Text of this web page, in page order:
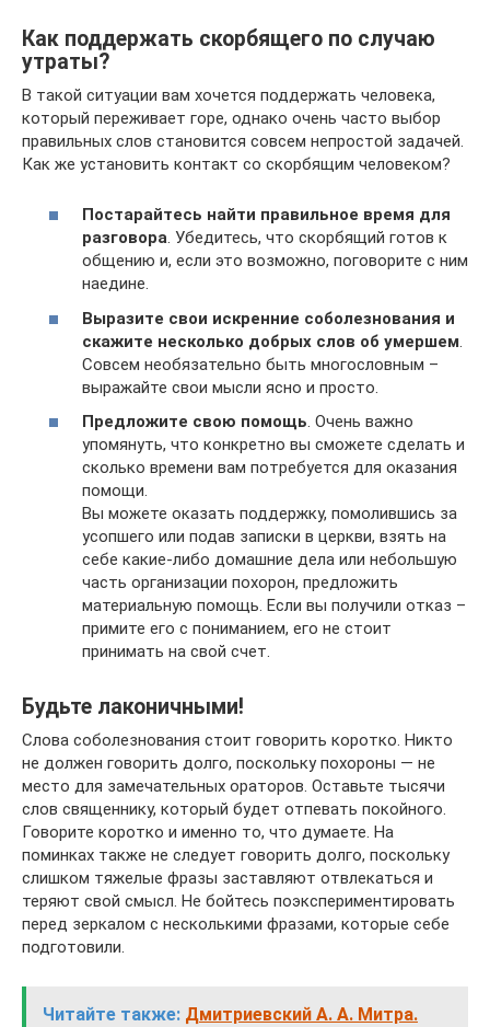
Как поддержать скорбящего по случаю
утраты?
В такой ситуации вам хочется поддержать человека,
который переживает горе, однако очень часто выбор
правильных слов становится совсем непростой задачей.
Как же установить контакт со скорбящим человеком?
Постарайтесь найти правильное время для
разговора. Убедитесь, что скорбящий готов к
общению и, если это возможно, поговорите с ним
наедине.
Выразите свои искренние соболезнования и
скажите несколько добрых слов об умершем
Совсем необязательно быть многословным –
выражайте свои мысли ясно и просто.
Предложите свою помощь. Очень важно
упомянуть, что конкретно вы сможете сделать и
сколько времени вам потребуется для оказания
помощи.
Вы можете оказать поддержку, помолившись за
усопшего или подав записки в церкви, взять на
себе какие-либо домашние дела или небольшую
часть организации похорон, предложить
материальную помощь. Если вы получили отказ –
примите его с пониманием, его не стоит
принимать на свой счет.
Будьте лаконичными!
Слова соболезнования стоит говорить коротко. Никто
не должен говорить долго, поскольку похороны — не
место для замечательных ораторов. Оставьте тысячи
слов священнику, который будет отпевать покойного.
Говорите коротко и именно то, что думаете. На
поминках также не следует говорить долго, поскольку
слишком тяжелые фразы заставляют отвлекаться и
теряют свой смысл. Не бойтесь поэкспериментировать
перед зеркалом с несколькими фразами, которые себе
подготовили.
Читайте также: Дмитриевский А. А. Митра.